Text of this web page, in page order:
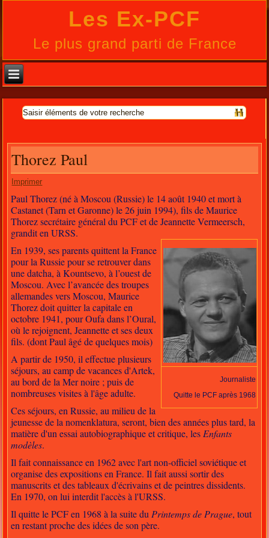
Les Ex-PCF
Le plus grand parti de France
Thorez Paul
Imprimer
Paul Thorez (né à Moscou (Russie) le 14 août 1940 et mort à
Castanet (Tarn et Garonne) le 26 juin 1994), fils de Maurice
Thorez secrétaire général du PCF et de Jeannette Vermeersch,
grandit en URSS.
Journaliste
Quitte le PCF après 1968
En 1939, ses parents quittent la France
pour la Russie pour se retrouver dans
une datcha, à Kountsevo, à l’ouest de
Moscou. Avec l’avancée des troupes
allemandes vers Moscou, Maurice
Thorez doit quitter la capitale en
octobre 1941, pour Oufa dans l’Oural,
où le rejoignent, Jeannette et ses deux
fils. (dont Paul âgé de quelques mois)
A partir de 1950, il effectue plusieurs
séjours, au camp de vacances d'Artek,
au bord de la Mer noire ; puis de
nombreuses visites à l'âge adulte.
Ces séjours, en Russie, au milieu de la
jeunesse de la nomenklatura, seront, bien des années plus tard, la
matière d'un essai autobiographique et critique, lesEnfants
modèles.
Il fait connaissance en 1962 avec l'art non-officiel soviétique et
organise des expositions en France. Il fait aussi sortir des
manuscrits et des tableaux d'écrivains et de peintres dissidents.
En 1970, on lui interdit l'accès à l'URSS.
Il quitte le PCF en 1968 à la suite duPrintemps de Prague, tout
en restant proche des idées de son père.